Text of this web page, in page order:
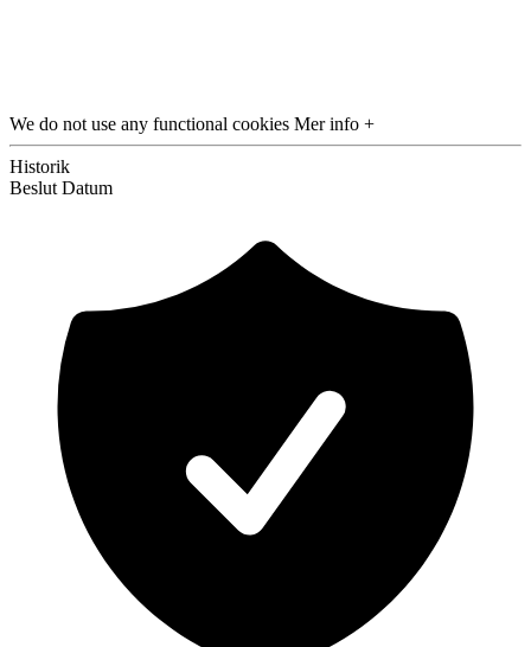
We do not use any functional cookies Mer info +
Historik
Beslut Datum